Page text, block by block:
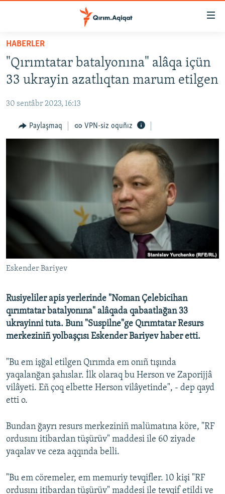
Esas
qaytmaq
Baş
navigatsiyağa
qaytmaq
qaytmaq
HABERLER
SİYASET
İQTİSADİYAT
CEMİYET
MEDENİYET
BLOGLAR
FİKİR
Русский
Українською
RFE/RS bütün saytları
HABERLER
"Qırımtatar batalyonına" alâqa içün
33 ukrayin azatlıqtan marum etilgen
30 sentâbr 2023, 16:13
Paylaşmaq VPN-siz oquñız
Eskender Bariyev
Rusiyeliler apis yerlerinde "Noman Çelebicihan
qırımtatar batalyonına" alâqada qabaatlağan 33
ukrayinni tuta. Bunı "Suspilne"ge Qırımtatar Resurs
merkeziniñ yolbaşçısı Eskender Bariyev haber etti.
"Bu em işğal etilgen Qırımda em onıñ tışında
yaqalanğan şahıslar. İlk olaraq bu Herson ve Zaporijjâ
vilâyeti. Eñ çoq elbette Herson vilâyetinde", - dep qayd
etti o.
Bundan ğayrı resurs merkeziniñ malümatına köre, "RF
ordusını itibardan tüşürüv" maddesi ile 60 ziyade
yaqalav ve ceza aqqında belli.
"Bu em cöremeler, em memuriy tevqifler. 10 kişi "RF
ordusını itibardan tüşürüv" maddesi ile tevqif etildi ve